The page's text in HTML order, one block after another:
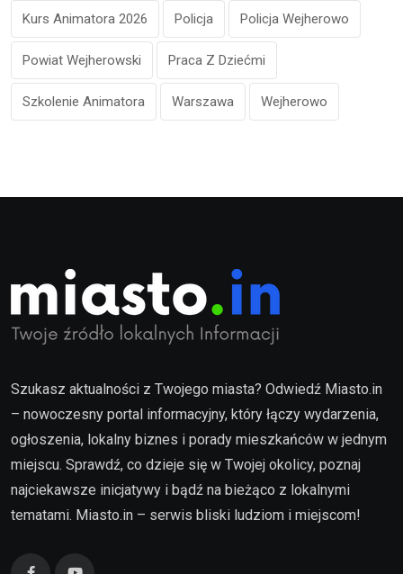
Kurs Animatora 2026 Policja Policja Wejherowo
Powiat Wejherowski Praca Z Dziećmi
Szkolenie Animatora Warszawa Wejherowo
Szukasz aktualności z Twojego miasta? Odwiedź Miasto.in
– nowoczesny portal informacyjny, który łączy wydarzenia,
ogłoszenia, lokalny biznes i porady mieszkańców w jednym
miejscu. Sprawdź, co dzieje się w Twojej okolicy, poznaj
najciekawsze inicjatywy i bądź na bieżąco z lokalnymi
tematami. Miasto.in – serwis bliski ludziom i miejscom!